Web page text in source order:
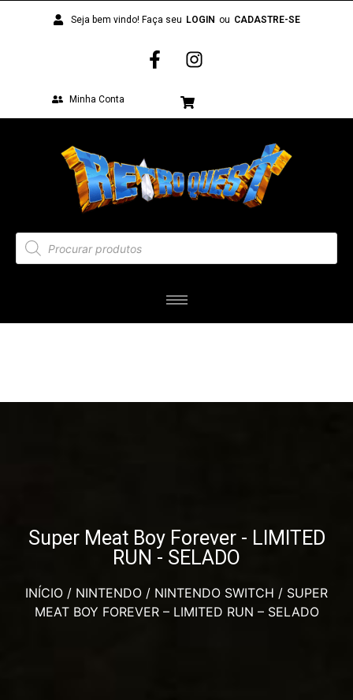
Seja bem vindo! Faça seu LOGIN ou CADASTRE-SE
Minha Conta
Super Meat Boy Forever - LIMITED
RUN - SELADO
INÍCIO / NINTENDO / NINTENDO SWITCH / SUPER
MEAT BOY FOREVER – LIMITED RUN – SELADO